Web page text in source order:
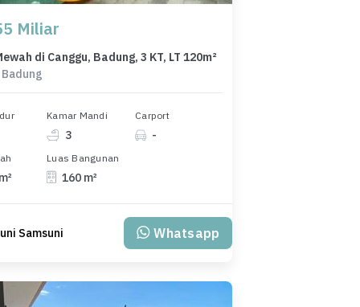
Miliar
di Canggu, Badung, 3 KT, LT 120m²
Kamar Mandi
3
Carport
-
Luas Bangunan
160 m²
Samsuni Whatsapp